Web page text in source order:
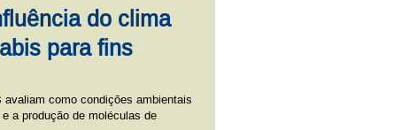
do clima
para fins
como condições ambientais
a produção de moléculas de